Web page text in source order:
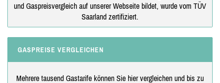
und Gaspreisvergleich auf unserer Webseite bildet, wurde vom TÜV
Saarland zertifiziert.
GASPREISE VERGLEICHEN
Mehrere tausend Gastarife können Sie hier vergleichen und bis zu